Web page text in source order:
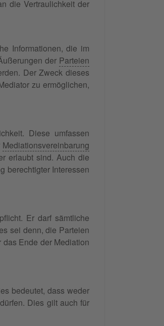
die Vertraulichkeit der
Informationen, die im
der Parteien
Der Zweck dieses
zu ermöglichen,
Diese umfassen
Mediationsvereinbarung
erlaubt sind. Auch die
berechtigter Interessen
Er darf sämtliche
sei denn, die Parteien
Ende der Mediation
bedeutet, dass weder
Dies gilt auch für